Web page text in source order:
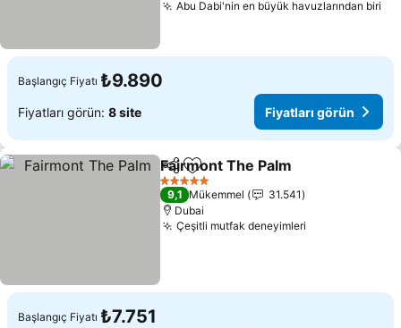
Abu Dabi'nin en büyük havuzlarından biri
Başlangıç Fiyatı ₺9.890
Fiyatları görün: 8 site Fiyatları görün
PaylaşFavorilerime ekle
Fairmont The Palm
5 Yıldız
9,1 Mükemmel
31.541
Dubai
Çeşitli mutfak deneyimleri
Başlangıç Fiyatı ₺7.751